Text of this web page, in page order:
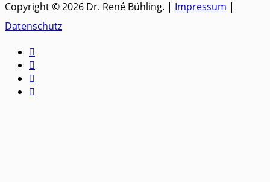
Copyright © 2026 Dr. René Bühling. | Impressum |
Datenschutz



